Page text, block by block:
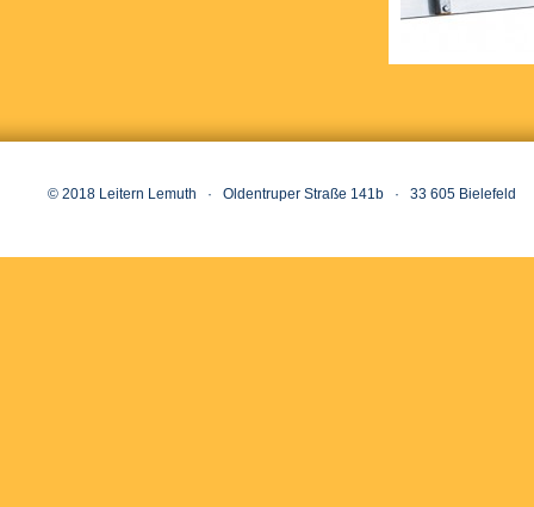
© 2018 Leitern Lemuth · Oldentruper Straße 141b · 33 605 Bielefeld